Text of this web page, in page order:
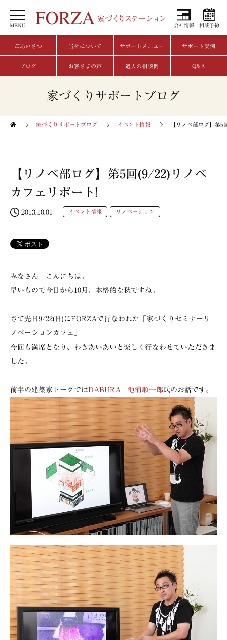
会社情報 相談予約
MENU
ごあいさつ 当社について サポートメニュー サポート実例
ブログ お客さまの声 過去の相談例 Q&A
家づくりサポートブログ
家づくりサポートブログ イベント情報 【リノベ部ログ】第
【リノベ部ログ】第5回(9/22)リノベ
カフェリポート!
2013.10.01 イベント情報 リノベーション
みなさん こんにちは。
早いもので今日から10月、本格的な秋ですね。
さて先日9/22(日)にFORZAで行なわれた「家づくりセミナーリ
ノベーションカフェ」
今回も満席となり、わきあいあいと楽しく行なわせていただきま
した。
前半の建築家トークではDABURA 池浦順一郎氏のお話です。